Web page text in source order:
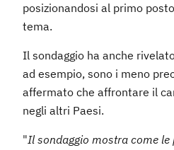
posizionandosi al primo
tema.
Il sondaggio ha anche
ad esempio, sono i meno
affermato che affrontare il
negli altri Paesi.
"Il sondaggio mostra come